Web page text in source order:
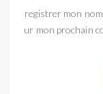
Enregistrer mon
pour mon prochain